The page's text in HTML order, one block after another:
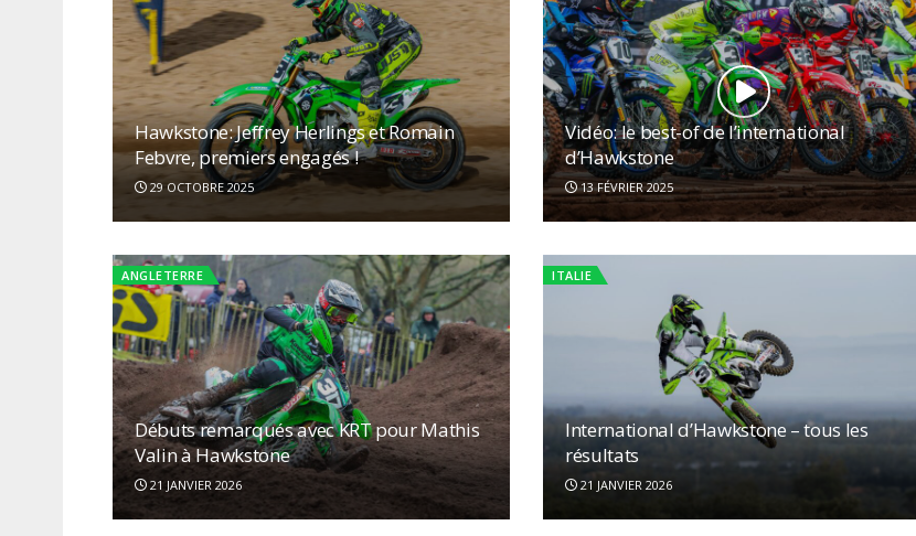
Hawkstone: Jeffrey Herlings et Romain
Febvre, premiers engagés !
29 OCTOBRE 2025
Vidéo: le best-of de l’international
d’Hawkstone
13 FÉVRIER 2025
ANGLETERRE
Débuts remarqués avec KRT pour Mathis
Valin à Hawkstone
21 JANVIER 2026
ITALIE
International d’Hawkstone – tous les
résultats
21 JANVIER 2026